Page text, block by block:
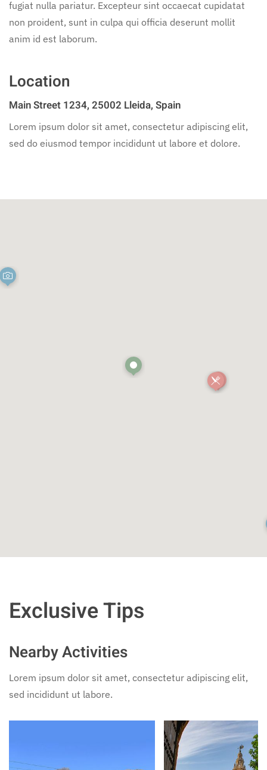
fugiat nulla pariatur. Excepteur sint occaecat cupidatat
non proident, sunt in culpa qui officia deserunt mollit
anim id est laborum.
Location
Main Street 1234, 25002 Lleida, Spain
Lorem ipsum dolor sit amet, consectetur adipiscing elit,
sed do eiusmod tempor incididunt ut labore et dolore.
Exclusive Tips
Nearby Activities
Lorem ipsum dolor sit amet, consectetur adipiscing elit,
sed incididunt ut labore.